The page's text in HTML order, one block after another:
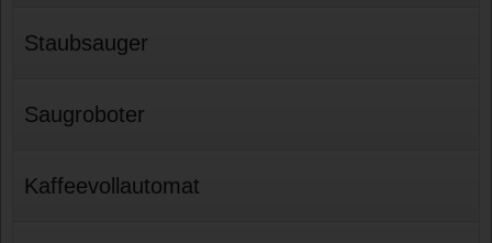
Staubsauger
Saugroboter
Kaffeevollautomat